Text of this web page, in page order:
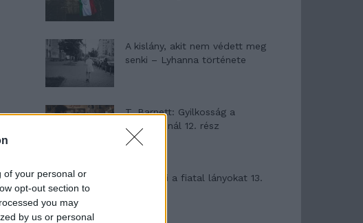
of your personal or
opt-out section to
you may
by us or personal
A kislány, akit nem védett meg
senki – Lyhanna története
T. Barnett: Gyilkosság a
Garda-tónál 12. rész
T. szereti a fiatal lányokat 13.